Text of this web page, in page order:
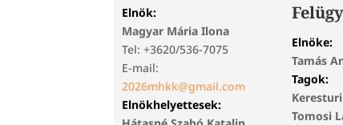
Elnök:
Magyar Mária Ilona
Tel: +3620/536-7075
E-mail:
2026mhkk@gmail.com
Elnökhelyettesek:
Elnöke:
Tamás
Tagok:
Tomosi